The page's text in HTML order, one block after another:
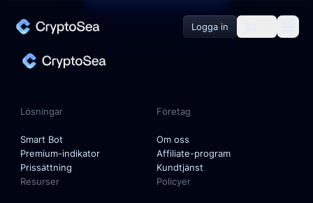
Logga in SV
Lösningar
Smart Bot
Premium-indikator
Lösningar
Smart Bot
Premium-indikator
Prissättning
Företag
Om oss
Affiliate-program
Kundtjänst
Resurser
Policyer